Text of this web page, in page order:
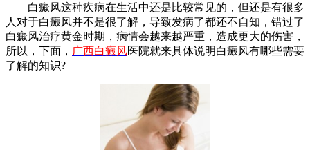
白癜风这种疾病在生活中还是比较常见的，但还是有很多
人对于白癜风并不是很了解，导致发病了都还不自知，错过了
白癜风治疗黄金时期，病情会越来越严重，造成更大的伤害，
所以，下面， 广西白癜风医院就来具体说明白癜风有哪些需要
了解的知识?